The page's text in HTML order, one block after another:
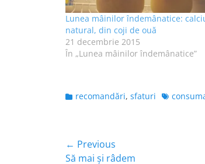
Lunea mâinilor îndemânatice:
natural, din coji de ouă
21 decembrie 2015
În „Lunea mâinilor îndemânatice”
Categories
recomandări, sfaturi Tags
Navigare
← Previous
Previous
Să mai şi râdem